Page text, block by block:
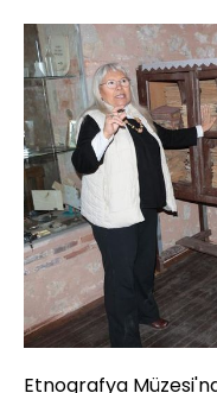
Etnografya